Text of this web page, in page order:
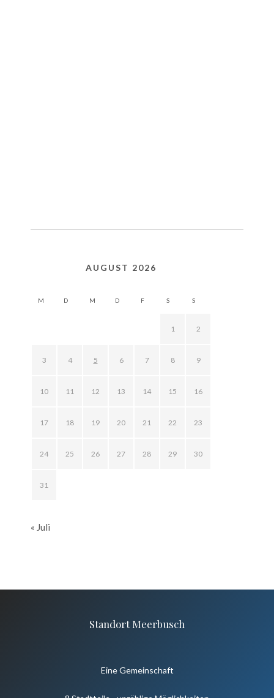
AUGUST 2026
M D M D F S S
1 2
3 4 5 6 7 8 9
10 11 12 13 14 15 16
17 18 19 20 21 22 23
24 25 26 27 28 29 30
31
« Juli
Standort Meerbusch
Eine Gemeinschaft